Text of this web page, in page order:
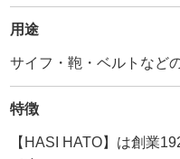
用途
サイフ・鞄・ベルトなど
特徴
【HASI HATO】は創業